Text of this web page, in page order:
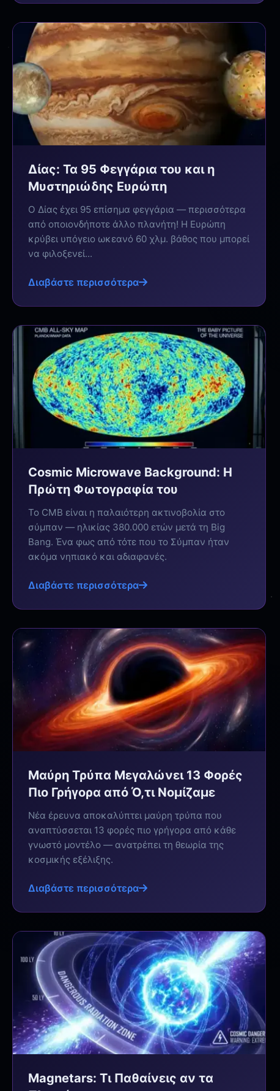
Δίας: Τα 95 Φεγγάρια του και η
Μυστηριώδης Ευρώπη
Ο Δίας έχει 95 επίσημα φεγγάρια — περισσότερα
από οποιονδήποτε άλλο πλανήτη! Η Ευρώπη
κρύβει υπόγειο ωκεανό 60 χλμ. βάθος που μπορεί
να φιλοξενεί...
Διαβάστε περισσότερα
Cosmic Microwave Background: Η
Πρώτη Φωτογραφία του
Το CMB είναι η παλαιότερη ακτινοβολία στο
σύμπαν — ηλικίας 380.000 ετών μετά τη Big
Bang. Ένα φως από τότε που το Σύμπαν ήταν
ακόμα νηπιακό και αδιαφανές.
Διαβάστε περισσότερα
Μαύρη Τρύπα Μεγαλώνει 13 Φορές
Πιο Γρήγορα από Ό,τι Νομίζαμε
Νέα έρευνα αποκαλύπτει μαύρη τρύπα που
αναπτύσσεται 13 φορές πιο γρήγορα από κάθε
γνωστό μοντέλο — ανατρέπει τη θεωρία της
κοσμικής εξέλιξης.
Διαβάστε περισσότερα
Magnetars: Τι Παθαίνεις αν τα